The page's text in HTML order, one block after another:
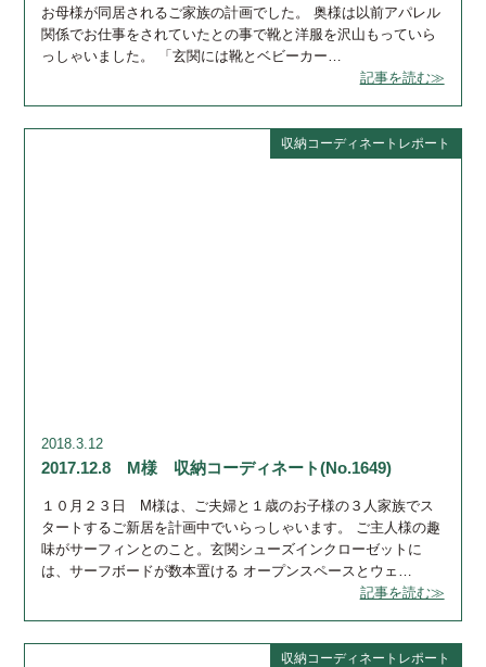
お母様が同居されるご家族の計画でした。 奥様は以前アパレル
関係でお仕事をされていたとの事で靴と洋服を沢山もっていら
っしゃいました。 「玄関には靴とベビーカー…
記事を読む≫
収納コーディネートレポート
2018.3.12
2017.12.8 M様 収納コーディネート(No.1649)
１０月２３日 М様は、ご夫婦と１歳のお子様の３人家族でス
タートするご新居を計画中でいらっしゃいます。 ご主人様の趣
味がサーフィンとのこと。玄関シューズインクローゼットに
は、サーフボードが数本置ける オープンスペースとウェ…
記事を読む≫
収納コーディネートレポート